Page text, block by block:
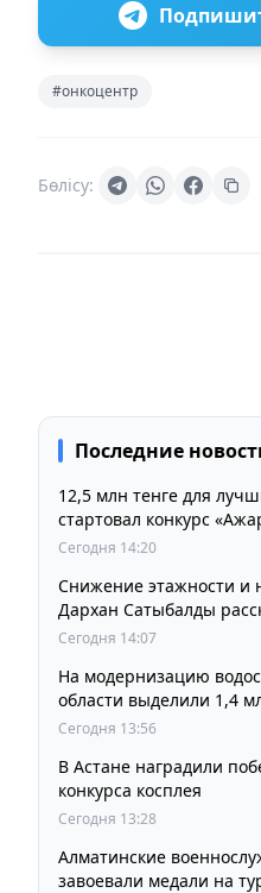
#онкоцентр
Бөлісу:
Последние
12,5 млн тенге для
стартовал конкурс
Сегодня 14:20
Снижение этажности и
Дархан Сатыбалды
Сегодня 14:07
На модернизацию
области выделили 1,4
Сегодня 13:56
В Астане наградили
конкурса косплея
Сегодня 13:28
Алматинские
завоевали медали на